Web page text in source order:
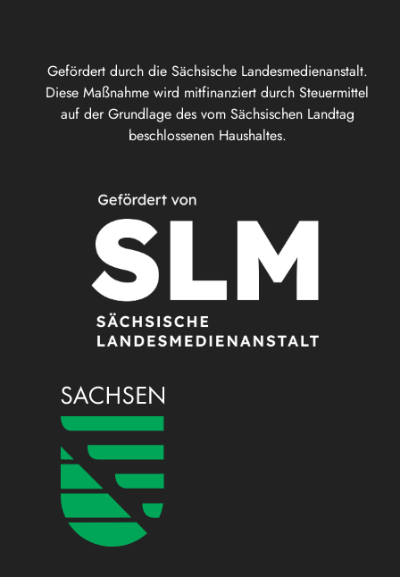
Gefördert durch die Sächsische Landesmedienanstalt.
Diese Maßnahme wird mitfinanziert durch Steuermittel
auf der Grundlage des vom Sächsischen Landtag
beschlossenen Haushaltes.